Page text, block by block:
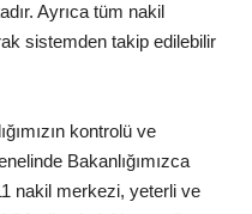
Ayrıca tüm nakil
sistemden takip edilebilir
kontrolü ve
Bakanlığımızca
nakil merkezi, yeterli ve